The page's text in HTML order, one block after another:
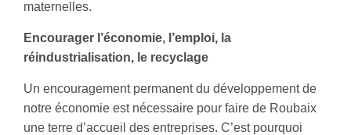
maternelles.
Encourager l’économie, l’emploi, la
réindustrialisation, le recyclage
Un encouragement permanent du développement de
notre économie est nécessaire pour faire de Roubaix
une terre d’accueil des entreprises. C’est pourquoi